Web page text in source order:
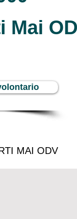
Mai
MAI ODV